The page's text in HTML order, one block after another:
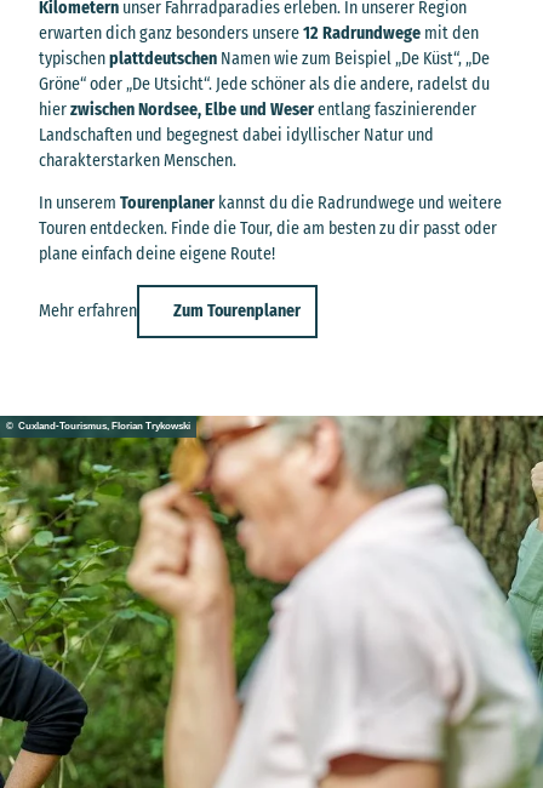
Kilometern unser Fahrradparadies erleben. In unserer Region
erwarten dich ganz besonders unsere12 Radrundwege mit den
typischenplattdeutschen Namen wie zum Beispiel „De Küst“, „De
Gröne“ oder „De Utsicht“. Jede schöner als die andere, radelst du
hierzwischen Nordsee, Elbe und Weserentlang faszinierender
Landschaften und begegnest dabei idyllischer Natur und
charakterstarken Menschen.
In unserem Tourenplaner kannst du die Radrundwege und weitere
Touren entdecken. Finde die Tour, die am besten zu dir passt oder
plane einfach deine eigene Route!
Mehr erfahren Zum Tourenplaner
© Cuxland-Tourismus, Florian Trykowski